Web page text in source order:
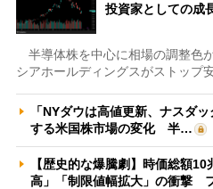
投資家としての
半導体株を中心に相場の調整色
シアホールディングスがストップ
「NYダウは高値更新、ナスダ
する米国株市場の変化 半…
【歴史的な爆騰劇】時価総額
高」「制限値幅拡大」の衝撃